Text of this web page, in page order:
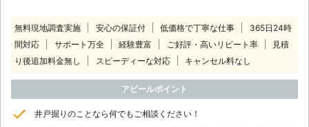
無料現地調査実施 安心の保証付 低価格で丁寧な仕事
365日24時
間対応
サポート万全 経験豊富 ご好評・高いリピート率
見積
り後追加料金無し
スピーディーな対応 キャンセル料なし
アピールポイント
井戸掘りのことなら何でもご相談ください！